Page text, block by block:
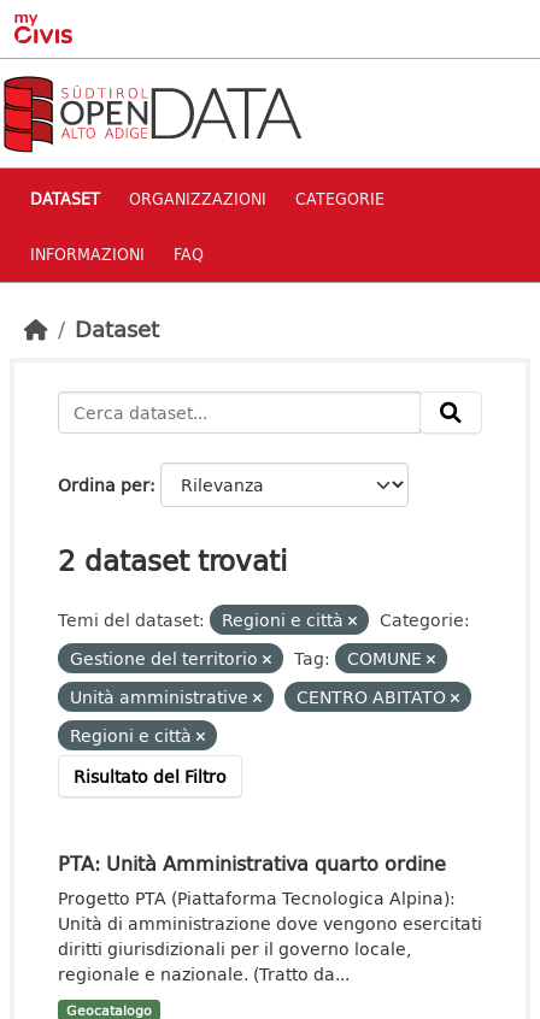
Skip to main content
DATASET ORGANIZZAZIONI CATEGORIE
INFORMAZIONI FAQ
Dataset
Ordina per
2 dataset trovati
Temi del dataset: Regioni e città
Categorie:
Gestione del territorio
Tag:
COMUNE
Unità amministrative
CENTRO ABITATO
Regioni e città
Risultato del Filtro
PTA: Unità Amministrativa quarto ordine
Progetto PTA (Piattaforma Tecnologica Alpina):
Unità di amministrazione dove vengono esercitati
diritti giurisdizionali per il governo locale,
regionale e nazionale. (Tratto da...
Geocatalogo